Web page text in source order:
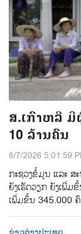
ສ.ເກົາຫລີ ມີ
10 ລ້ານຄົນ
8/7/2026 5:01:59
ກະຊວງຂໍ້ມູນ ແລະ ສ
ຍັງເຮັດວຽກ ຍັງເພີ່ມ
ເພີ່ມຂຶ້ນ 345.000